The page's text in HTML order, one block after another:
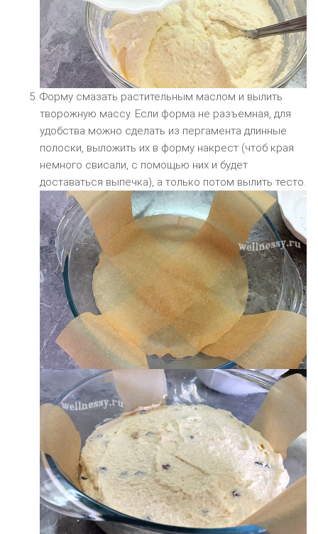
Форму смазать растительным маслом и вылить
творожную массу. Если форма не разъемная, для
удобства можно сделать из пергамента длинные
полоски, выложить их в форму накрест (чтоб края
немного свисали, с помощью них и будет
доставаться выпечка), а только потом вылить тесто.